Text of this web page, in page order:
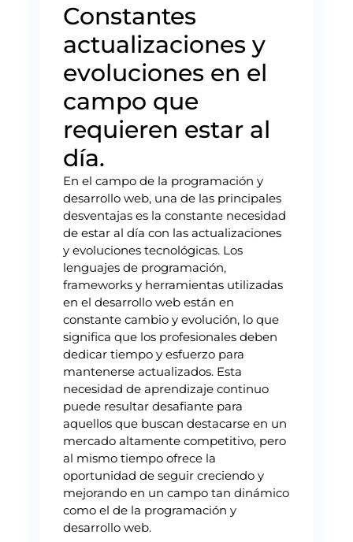
Constantes
actualizaciones y
evoluciones en el
campo que
requieren estar al
día.
En el campo de la programación y
desarrollo web, una de las principales
desventajas es la constante necesidad
de estar al día con las actualizaciones
y evoluciones tecnológicas. Los
lenguajes de programación,
frameworks y herramientas utilizadas
en el desarrollo web están en
constante cambio y evolución, lo que
significa que los profesionales deben
dedicar tiempo y esfuerzo para
mantenerse actualizados. Esta
necesidad de aprendizaje continuo
puede resultar desafiante para
aquellos que buscan destacarse en un
mercado altamente competitivo, pero
al mismo tiempo ofrece la
oportunidad de seguir creciendo y
mejorando en un campo tan dinámico
como el de la programación y
desarrollo web.